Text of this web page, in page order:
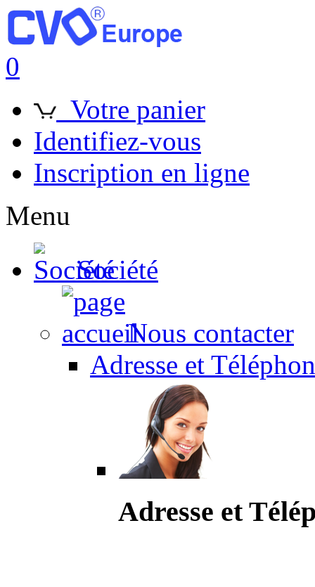
0
Votre panier
Identifiez-vous
Inscription en ligne
Menu
Société
Nous contacter
Adresse et
Adresse et